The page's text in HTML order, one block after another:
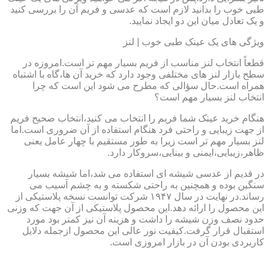
طبی خوب را بدانید لازم است که عدسی و فریم آن را بررسی کنید
و یک تعادل میان این دو ایجاد نمایید.
ویژگی های یک عینک طبی خوب | لنز
قطعاً انتخاب لنز مناسب از فریم بسیار مهم تر است.امروزه در
سطح بازار لنز های مختلفی وجود دارد که خرید آن ها،گاه با اشتباه
همراه است.حال سؤالی که مطرح می شود این است که چرا
انتخاب لنز بسیار مهم است؟
هنگام خرید عینک شما فریم را انتخاب می کنید،انتخاب صحیح فریم
از جهت زیبایی و راحتی فرد هنگام استفاده از آن ضروری است.اما
لنز بسیار مهم تر است زیرا به طور مستقیم با چهار عامل یعنی
ظاهر،زیبایی،ایمنی و بینایی،سروکار دارد.
در قدیم از عدسی شیشه ای استفاده می شد،اما شیشه بسیار
سنگین بوده و همچنین به راحتی شکسته و به چشم آسیب می
رساند.در نهایت در سال ۱۹۴۷ شرکت توانست نسخه پلاستیکی از
این محصول را ارائه دهد.این محصول پلاستیکی از آن جهت که وزنی
حدود نصف وزن شیشه را داشت و هزینه آن نیز کمتر بود مورد
استقبال قرار گرفت.کیفیت نور عالی این محصول ازجمله دلایل
کاربردی بودن آن در بازار امروزی است.